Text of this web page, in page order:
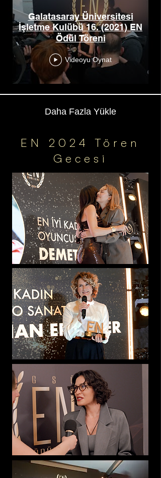
Galatasaray Üniversitesi
İşletme Kulübü 16. (2021) EN
Ödül Töreni
Videoyu Oynat
Daha Fazla Yükle
EN 2024 Tören
Gecesi